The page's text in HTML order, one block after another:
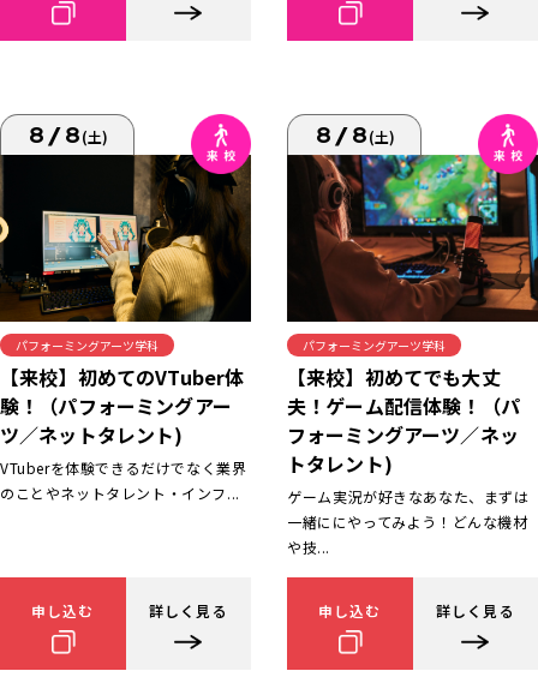
8/8(土)
パフォーミングアーツ学科
【来校】初めてのVTuber体
験！（パフォーミングアー
ツ／ネットタレント)
VTuberを体験できるだけでなく業界
のことやネットタレント・インフ...
申し込む 詳しく見る
8/8(土)
パフォーミングアーツ学科
【来校】初めてでも大丈
夫！ゲーム配信体験！（パ
フォーミングアーツ／ネッ
トタレント)
ゲーム実況が好きなあなた、まずは
一緒ににやってみよう！どんな機材
や技...
申し込む 詳しく見る